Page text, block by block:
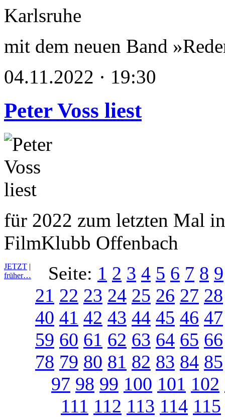
mit dem neuen Band
04.11.2022 · 19:30
Peter Voss liest
für 2022 zum letzten Mal
FilmKlubb Offenbach
JETZT |
früher…
Seite: 1 2 3 4 5 6 7 8 9
21 22 23 24 25 26 27 28
40 41 42 43 44 45 46 47
59 60 61 62 63 64 65 66
78 79 80 81 82 83 84 85
97 98 99 100 101 102
111 112 113 114 115